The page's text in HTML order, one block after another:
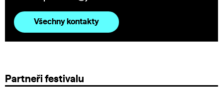
Všechny kontakty
Partneři festivalu